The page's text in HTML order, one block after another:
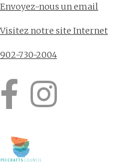
Envoyez-nous un email
Visitez notre site Internet
902-730-2004